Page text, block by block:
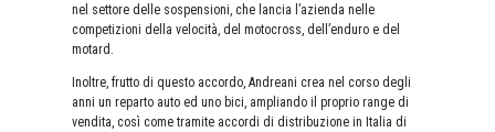
nel settore delle sospensioni, che lancia l’azienda nelle
competizioni della velocità, del motocross, dell’enduro e del
motard.
Inoltre, frutto di questo accordo, Andreani crea nel corso degli
anni un reparto auto ed uno bici, ampliando il proprio range di
vendita, così come tramite accordi di distribuzione in Italia di